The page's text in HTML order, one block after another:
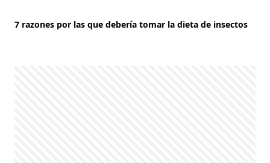
7 razones por las que debería tomar la dieta de insectos